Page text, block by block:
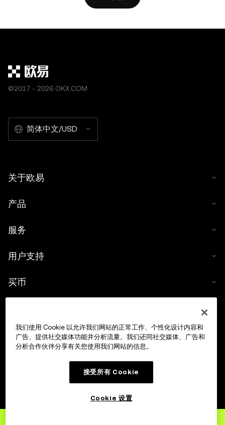
©2017 - 2026 OKX.COM
简体中文/USD
关于欧易
产品
服务
用户支持
买币
交易
我们使用 Cookie 以允许我们网站的正常工作、个性化设计内容和
广告、提供社交媒体功能并分析流量。我们还同社交媒体、广告和
分析合作伙伴分享有关您使用我们网站的信息。
接受所有 Cookie
Cookie 设置